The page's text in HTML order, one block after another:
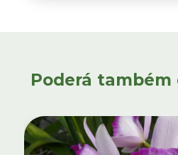
Poderá também